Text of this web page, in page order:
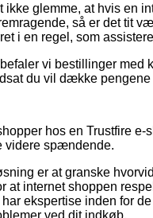
ikke glemme, at hvis en
så er det tit
i en regel, som
vi bestillinger med
du vil dække pengene
hos en Trustfire
videre spændende.
er at granske
at internet shoppen
har ekspertise inden for
ved dit indkøb.